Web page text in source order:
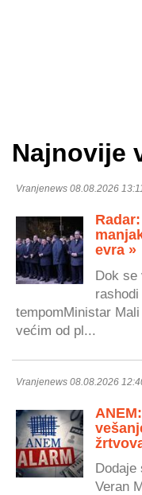
Najnovije
Vranjenews 08.08.2026
evra »
Dok se
tempomMinistar
većim od pl...
Vranjenews 08.08.2026
Veran